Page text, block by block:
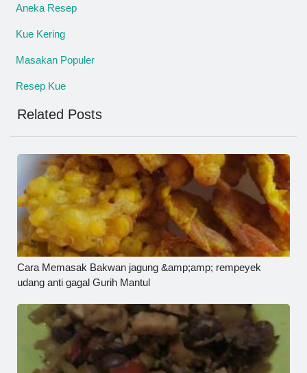
Aneka Resep
Kue Kering
Masakan Populer
Resep Kue
Related Posts
Cara Memasak Bakwan jagung &amp;amp; rempeyek
udang anti gagal Gurih Mantul